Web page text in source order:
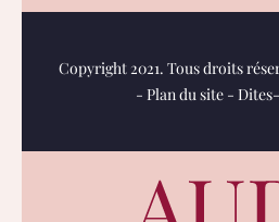
Copyright 2021. Tous droits
- Plan du site-